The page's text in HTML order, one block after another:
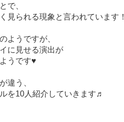
で、
見られる現象と言われています！
ようですが、
に見せる演出が
うです♥
違う、
を10人紹介していきます♬